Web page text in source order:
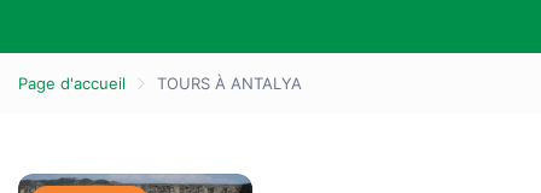
Page d'accueil TOURS À ANTALYA